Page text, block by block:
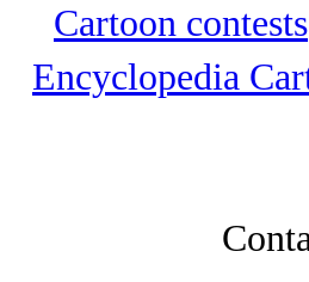
Cartoon contests
Encyclopedia